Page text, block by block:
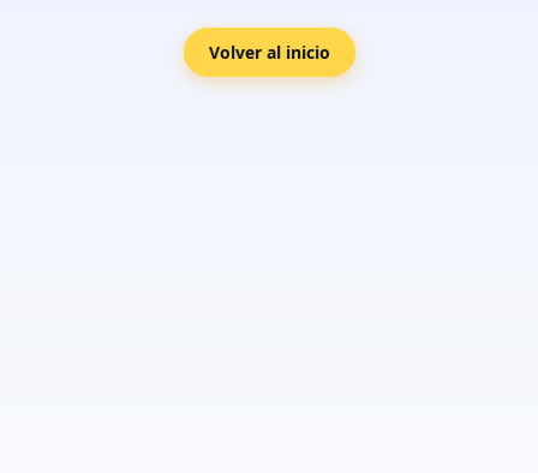
Volver al inicio